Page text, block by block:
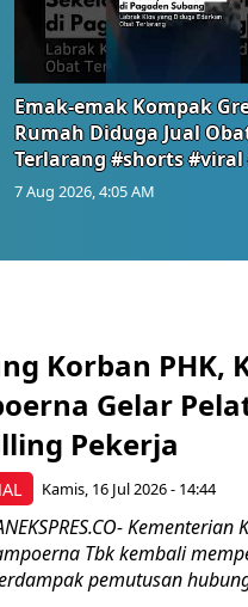
Emak-emak Kompak
Rumah Diduga Jual
Terlarang #shorts #viral
7 Aug 2026, 4:05 AM
Korban PHK,
Gelar
Pekerja
Kamis, 16 Jul 2026 - 14:44
Tbk kembali
pemutusan